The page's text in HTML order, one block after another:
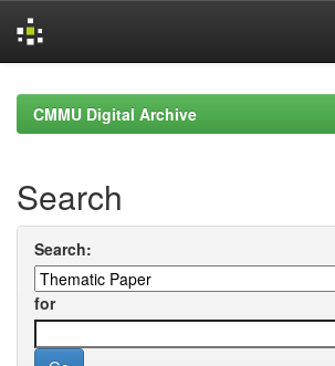
navigationCMMU Digital Archive
Search
Search:
for